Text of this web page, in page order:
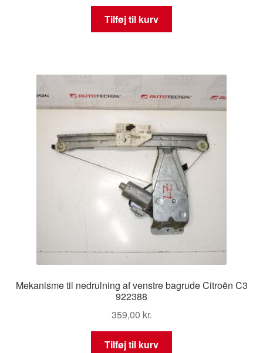
Tilføj til kurv
Mekanisme til nedrulning af venstre bagrude Citroën C3
922388
359,00 kr.
Tilføj til kurv